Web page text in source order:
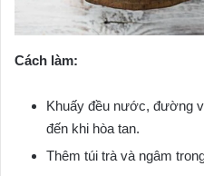
Cách làm:
Khuấy đều nước, đường
đến khi hòa tan.
Thêm túi trà và ngâm